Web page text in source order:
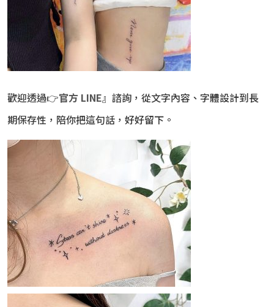
歡迎透過👉官方 LINE』 諮詢，從文字內容、字體設計到長
期保存性，陪你把這句話，好好留下。